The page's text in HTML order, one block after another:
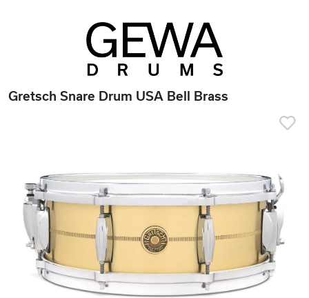
Gretsch Snare Drum USA Bell Brass